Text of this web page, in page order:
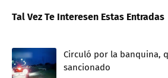
Tal Vez Te Interesen Estas Entradas
Circuló por la banquina,
sancionado